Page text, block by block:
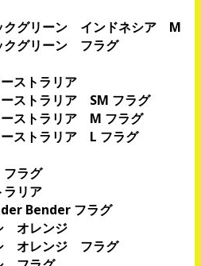
クグリーン インドネシア M
クグリーン フラグ
ストラリア
ストラリア SM フラグ
ストラリア M フラグ
ストラリア L フラグ
ラグ
リア
Bender フラグ
オレンジ
オレンジ フラグ